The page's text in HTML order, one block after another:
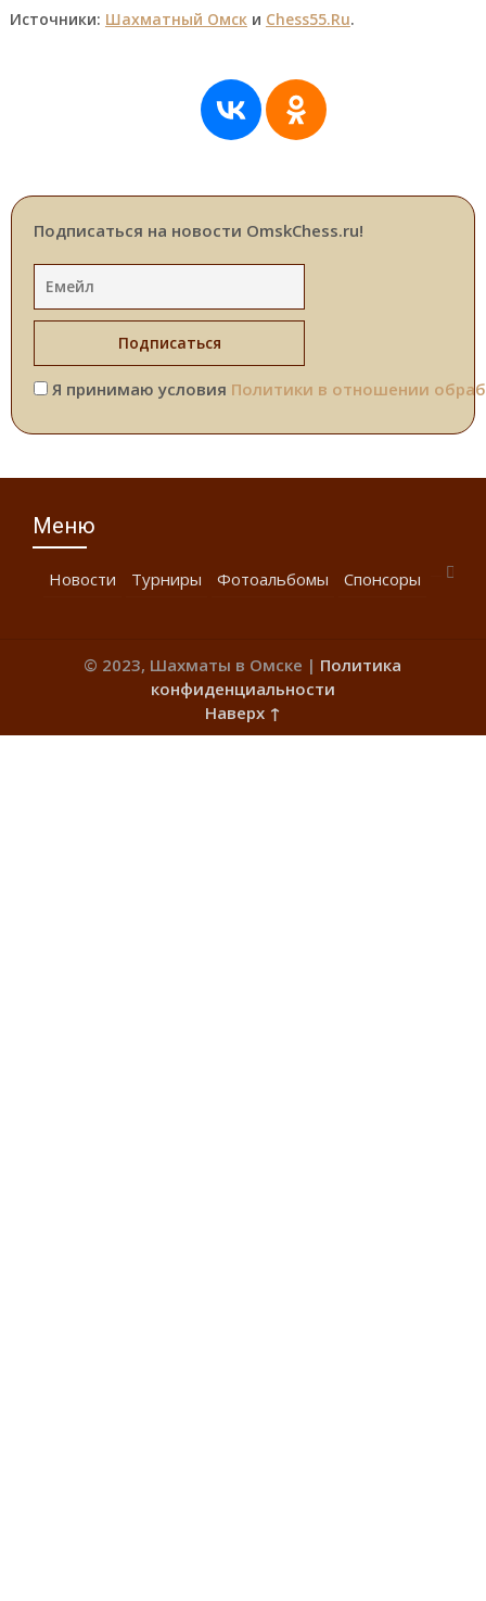
Источники: Шахматный Омск и Chess55.Ru.
Подписаться на новости OmskChess.ru!
Я принимаю условия Политики в отношении
Меню
Новости Турниры Фотоальбомы Спонсоры
© 2023, Шахматы в Омске | Политика
конфиденциальности
Наверх ↑